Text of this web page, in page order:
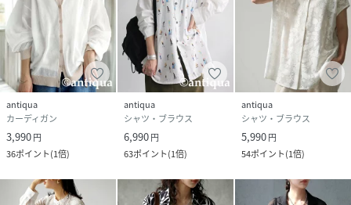
antiqua
カーディガン
3,990円
36ポイント(1倍)
antiqua
シャツ・ブラウス
6,990円
63ポイント(1倍)
antiqua
シャツ・ブラウス
5,990円
54ポイント(1倍)